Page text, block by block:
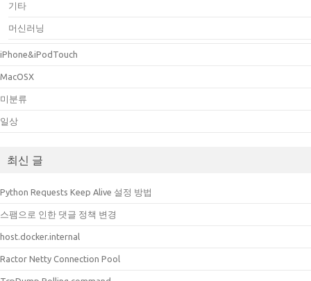
기타
머신러닝
iPhone&iPodTouch
MacOSX
미분류
일상
최신 글
Python Requests Keep Alive 설정 방법
스팸으로 인한 댓글 정책 변경
host.docker.internal
Ractor Netty Connection Pool